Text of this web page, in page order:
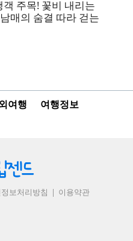
주목! 꽃비 내리는
매의 숨결 따라 걷는
여행
여행정보
보처리방침
이용약관